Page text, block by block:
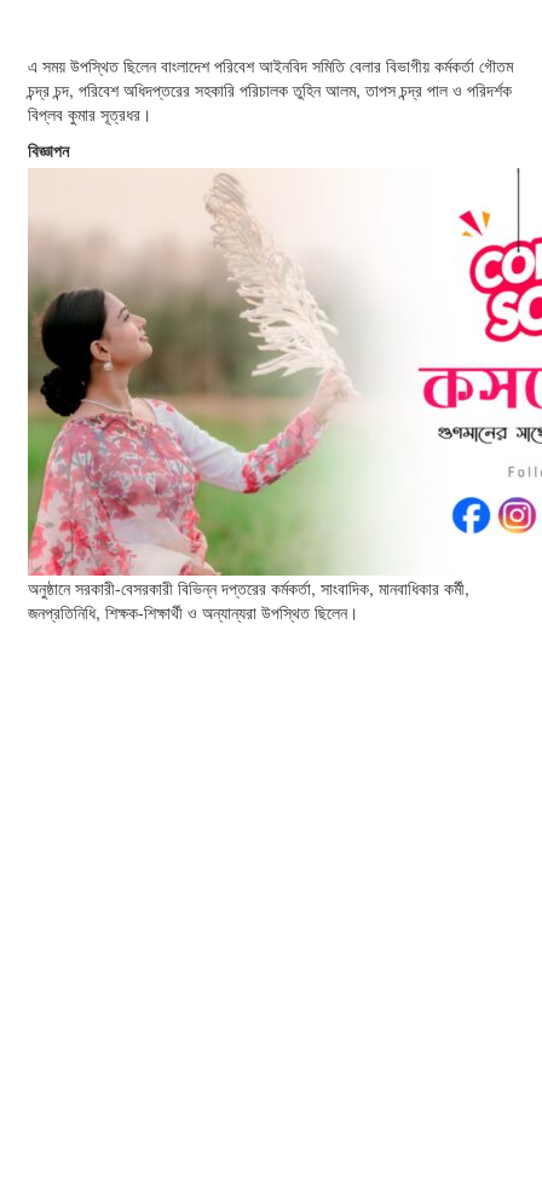
এ সময় উপস্থিত ছিলেন বাংলাদেশ পরিবেশ আইনবিদ সমিতি বেলার বিভাগীয় কর্মকর্তা গৌতম
চন্দ্র চন্দ, পরিবেশ অধিদপ্তরের সহকারি পরিচালক তুহিন আলম, তাপস চন্দ্র পাল ও পরিদর্শক
বিপ্লব কুমার সূত্রধর।
বিজ্ঞাপন
অনুষ্ঠানে সরকারী-বেসরকারী বিভিন্ন দপ্তরের কর্মকর্তা, সাংবাদিক, মানবাধিকার কর্মী,
জনপ্রতিনিধি, শিক্ষক-শিক্ষার্থী ও অন্যান্যরা উপস্থিত ছিলেন।